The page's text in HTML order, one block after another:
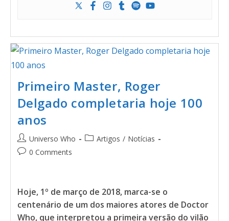
Primeiro Master, Roger
Delgado completaria hoje 100
anos
Universo Who Artigos / Notícias
0 Comments
Hoje, 1º de março de 2018, marca-se o
centenário de um dos maiores atores de Doctor
Who, que interpretou a primeira versão do vilão